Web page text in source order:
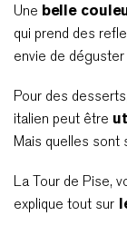
Une belle
qui prend des
envie de
Pour des
italien peut être
Mais quelles sont
La Tour de Pise,
explique tout sur